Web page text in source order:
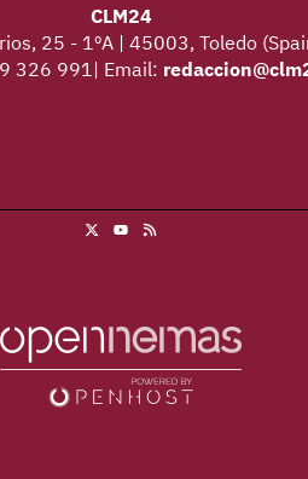
CLM24
25 - 1ºA | 45003, Toledo
326 991| Email: